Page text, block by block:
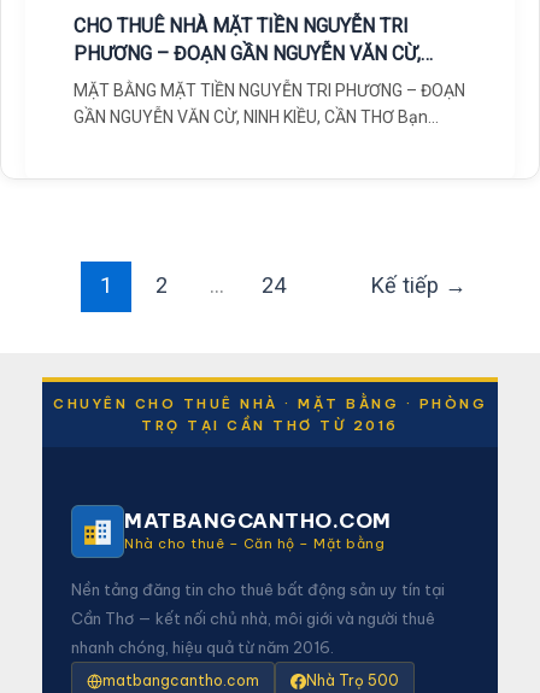
CHO THUÊ NHÀ MẶT TIỀN NGUYỄN TRI
PHƯƠNG – ĐOẠN GẦN NGUYỄN VĂN CỪ,
NINH KIỀU, CẦN THƠ
MẶT BẰNG MẶT TIỀN NGUYỄN TRI PHƯƠNG – ĐOẠN
GẦN NGUYỄN VĂN CỪ, NINH KIỀU, CẦN THƠ Bạn
1 2 … 24 Kế tiếp →
CHUYÊN CHO THUÊ NHÀ · MẶT BẰNG · PHÒNG
TRỌ TẠI CẦN THƠ TỪ 2016
MATBANGCANTHO.COM
Nhà cho thuê – Căn hộ – Mặt bằng
Nền tảng đăng tin cho thuê bất động sản uy tín tại
Cần Thơ — kết nối chủ nhà, môi giới và người thuê
nhanh chóng, hiệu quả từ năm 2016.
matbangcantho.com Nhà Trọ 500